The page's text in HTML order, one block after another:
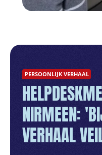
PERSOONLIJK VERHAAL
NIRMEEN:
VERHAAL